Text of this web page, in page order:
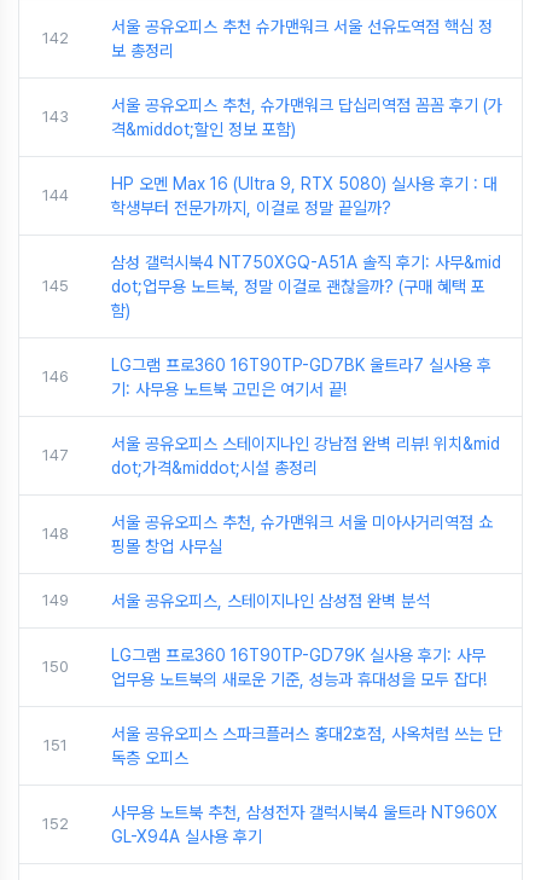
142
서울 공유오피스 추천 슈가맨워크 서울 선유도역점 핵심 정
보 총정리
143
서울 공유오피스 추천, 슈가맨워크 답십리역점 꼼꼼 후기 (가
격&middot;할인 정보 포함)
144
HP 오멘 Max 16 (Ultra 9, RTX 5080) 실사용 후기 : 대
학생부터 전문가까지, 이걸로 정말 끝일까?
145
삼성 갤럭시북4 NT750XGQ-A51A 솔직 후기: 사무&mid
dot;업무용 노트북, 정말 이걸로 괜찮을까? (구매 혜택 포
함)
146
LG그램 프로360 16T90TP-GD7BK 울트라7 실사용 후
기: 사무용 노트북 고민은 여기서 끝!
147
서울 공유오피스 스테이지나인 강남점 완벽 리뷰! 위치&mid
dot;가격&middot;시설 총정리
148
서울 공유오피스 추천, 슈가맨워크 서울 미아사거리역점 쇼
핑몰 창업 사무실
149 서울 공유오피스, 스테이지나인 삼성점 완벽 분석
150
LG그램 프로360 16T90TP-GD79K 실사용 후기: 사무
업무용 노트북의 새로운 기준, 성능과 휴대성을 모두 잡다!
151
서울 공유오피스 스파크플러스 홍대2호점, 사옥처럼 쓰는 단
독층 오피스
152
사무용 노트북 추천, 삼성전자 갤럭시북4 울트라 NT960X
GL-X94A 실사용 후기